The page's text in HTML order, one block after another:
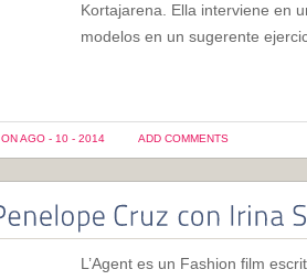
Kortajarena. Ella interviene en
modelos en un sugerente
ON AGO - 10 - 2014 ADD COMMENTS
L’Agent es un Fashion film